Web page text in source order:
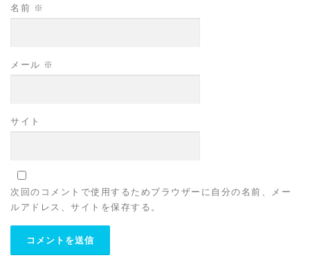
名前 ※
メール ※
サイト
次回のコメントで使用するためブラウザーに自分の名前、メー
ルアドレス、サイトを保存する。